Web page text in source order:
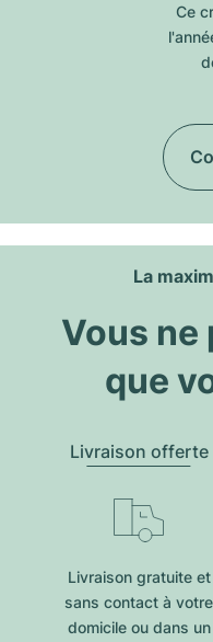
Ce
La
Vous ne
que
Livraison offerte
Livraison gratuite et
sans contact à votre
domicile ou dans un